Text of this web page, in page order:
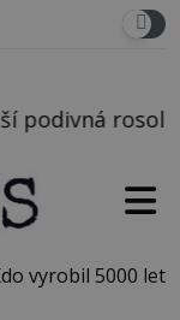
neznámého
vyrobil 5000 let